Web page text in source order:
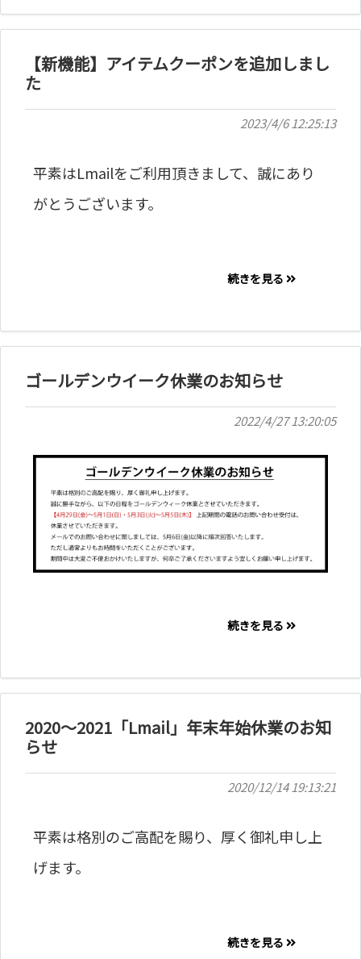
【新機能】アイテムクーポンを追加しまし
た
2023/4/6 12:25:13
平素はLmailをご利用頂きまして、誠にあり
がとうございます。
続きを見る
ゴールデンウイーク休業のお知らせ
2022/4/27 13:20:05
続きを見る
2020～2021「Lmail」年末年始休業のお知
らせ
2020/12/14 19:13:21
平素は格別のご高配を賜り、厚く御礼申し上
げます。
続きを見る